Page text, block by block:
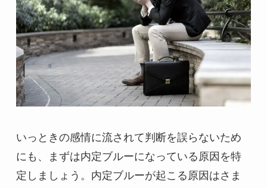
いっときの感情に流されて判断を誤らないため
にも、まずは内定ブルーになっている原因を特
定しましょう。内定ブルーが起こる原因はさま